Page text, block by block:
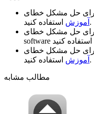
آموزش استفاده کنید.
software
آموزش استفاده کنید.
مطالب مشابه